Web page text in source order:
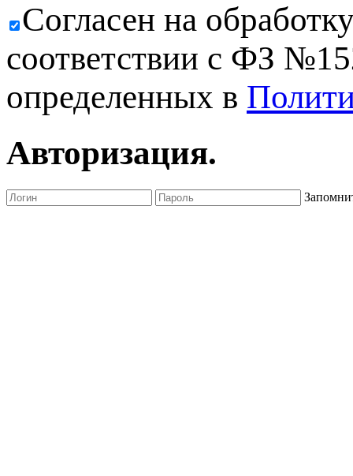
Cогласен на
соответствии с ФЗ
определенных в
Авторизация.